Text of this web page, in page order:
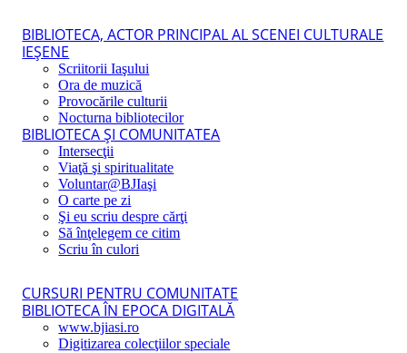
BIBLIOTECA, ACTOR PRINCIPAL AL SCENEI CULTURALE
IEŞENE
Scriitorii Iaşului
Ora de muzică
Provocările culturii
Nocturna bibliotecilor
BIBLIOTECA ŞI COMUNITATEA
Intersecţii
Viaţă şi spiritualitate
Voluntar@BJIaşi
O carte pe zi
Şi eu scriu despre cărţi
Să înţelegem ce citim
Scriu în culori
CURSURI PENTRU COMUNITATE
BIBLIOTECA ÎN EPOCA DIGITALĂ
www.bjiasi.ro
Digitizarea colecţiilor speciale